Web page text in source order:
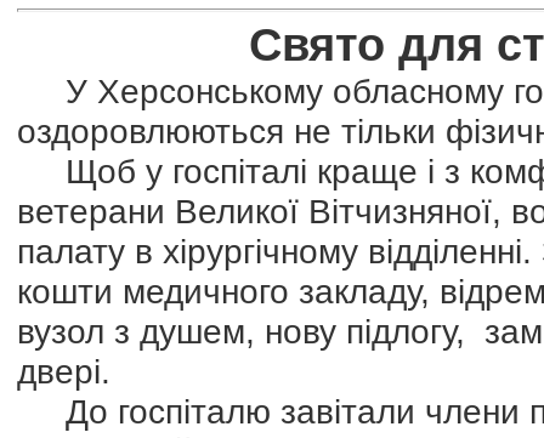
Свято для
У Херсонському обласному
оздоровлюються не тільки
Щоб у госпіталі краще і з
ветерани Великої Вітчизняної,
палату в хірургічному
кошти медичного закладу,
вузол з душем, нову підлогу,
двері.
До госпіталю завітали члени